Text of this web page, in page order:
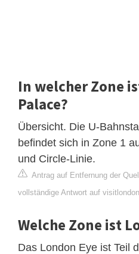
In welcher Zone
Palace?
Übersicht. Die U-
befindet sich in Zone 1
und Circle-Linie.
Antrag auf Entfernung der
vollständige Antwort auf
Welche Zone ist
Das London Eye ist Teil